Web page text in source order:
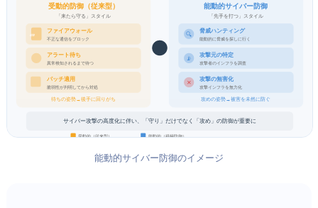
受動的防御（従来型）
「来たら守る」スタイル
🧱
ファイアウォール
不正な通信をブロック
アラート待ち
異常検知されるまで待つ
パッチ適用
脆弱性が判明してから対処
待ちの姿勢 → 後手に回りがち
能動的サイバー防御
「先手を打つ」スタイル
🔍 脅威ハンティング
能動的に脅威を探しに行く
📡
攻撃元の特定
攻撃者のインフラを調査
✕
攻撃の無害化
攻撃インフラを無力化
攻めの姿勢 → 被害を未然に防ぐ
サイバー攻撃の高度化に伴い、「守り」だけでなく「攻め」の防御が重要に
受動的（従来型） 能動的（積極防御）
能動的サイバー防御のイメージ